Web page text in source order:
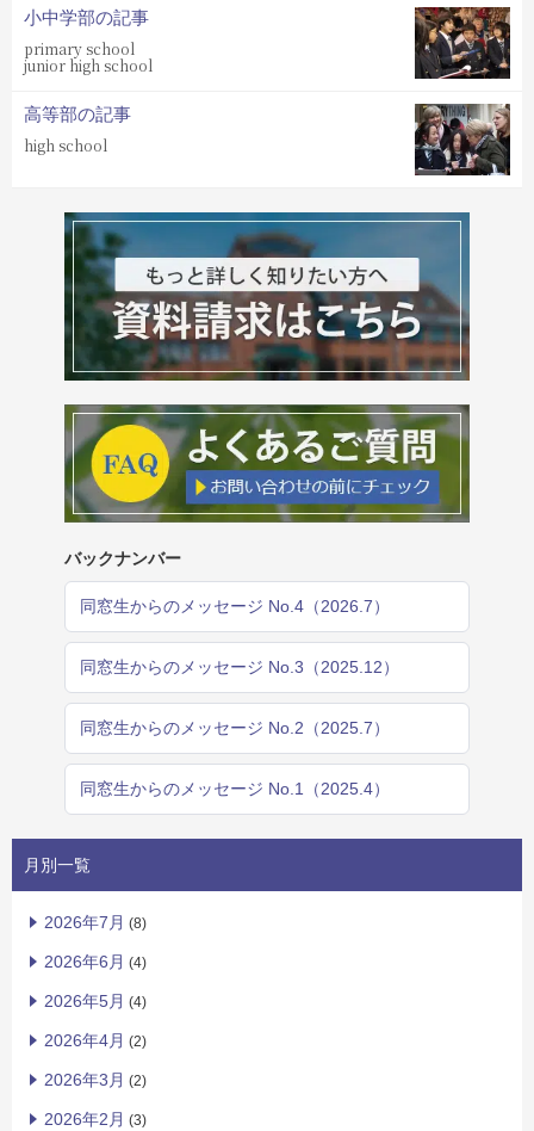
小中学部の記事
primary school
junior high school
高等部の記事
high school
バックナンバー
同窓生からのメッセージ No.4（2026.7）
同窓生からのメッセージ No.3（2025.12）
同窓生からのメッセージ No.2（2025.7）
同窓生からのメッセージ No.1（2025.4）
月別一覧
2026年7月 (8)
2026年6月 (4)
2026年5月 (4)
2026年4月 (2)
2026年3月 (2)
2026年2月 (3)